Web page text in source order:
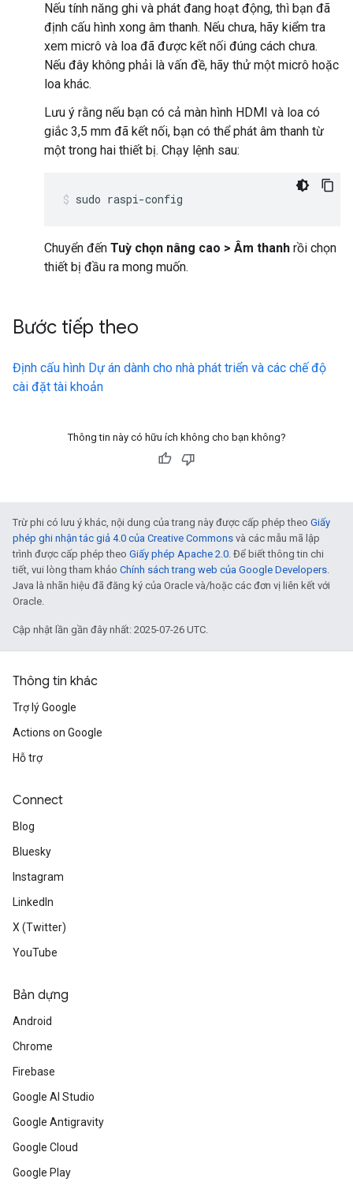
Nếu tính năng ghi và phát đang hoạt động, thì bạn đã
định cấu hình xong âm thanh. Nếu chưa, hãy kiểm tra
xem micrô và loa đã được kết nối đúng cách chưa.
Nếu đây không phải là vấn đề, hãy thử một micrô hoặc
loa khác.
Lưu ý rằng nếu bạn có cả màn hình HDMI và loa có
giắc 3,5 mm đã kết nối, bạn có thể phát âm thanh từ
một trong hai thiết bị. Chạy lệnh sau:
sudo raspi-config
Chuyển đến Tuỳ chọn nâng cao > Âm thanh rồi chọn
thiết bị đầu ra mong muốn.
Bước tiếp theo
Định cấu hình Dự án dành cho nhà phát triển và các chế độ
cài đặt tài khoản
Thông tin này có hữu ích không cho bạn không?
Trừ phi có lưu ý khác, nội dung của trang này được cấp phép theo Giấy
phép ghi nhận tác giả 4.0 của Creative Commons và các mẫu mã lập
trình được cấp phép theo Giấy phép Apache 2.0. Để biết thông tin chi
tiết, vui lòng tham khảo Chính sách trang web của Google Developers.
Java là nhãn hiệu đã đăng ký của Oracle và/hoặc các đơn vị liên kết với
Oracle.
Cập nhật lần gần đây nhất: 2025-07-26 UTC.
Thông tin khác
Trợ lý Google
Actions on Google
Hỗ trợ
Connect
Blog
Bluesky
Instagram
LinkedIn
X (Twitter)
YouTube
Bản dựng
Android
Chrome
Firebase
Google AI Studio
Google Antigravity
Google Cloud
Google Play